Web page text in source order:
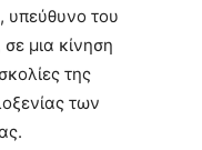
υπεύθυνο του
μια κίνηση
της
των